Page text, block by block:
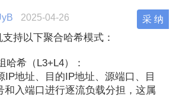
2025-04-26 采 纳
持以下聚合哈希模式：
哈希（ L3+L4）：
IP地址、目的 IP地址、源端口、目
和入端口进行逐流负载分担，这属